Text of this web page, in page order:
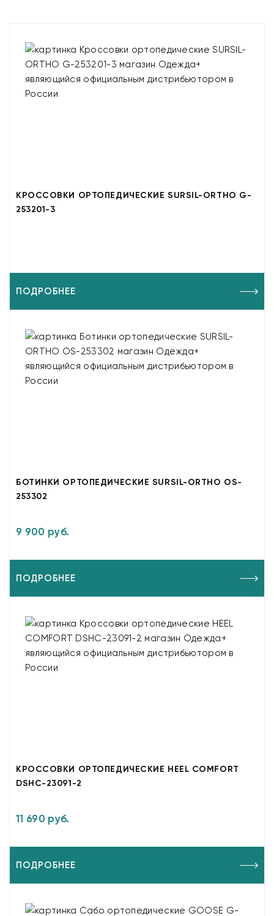
КРОССОВКИ ОРТОПЕДИЧЕСКИЕ SURSIL-ORTHO G-
253201-3
ПОДРОБНЕЕ
БОТИНКИ ОРТОПЕДИЧЕСКИЕ SURSIL-ORTHO OS-
253302
9 900 руб.
ПОДРОБНЕЕ
КРОССОВКИ ОРТОПЕДИЧЕСКИЕ HEEL COMFORT
DSHC-23091-2
11 690 руб.
ПОДРОБНЕЕ